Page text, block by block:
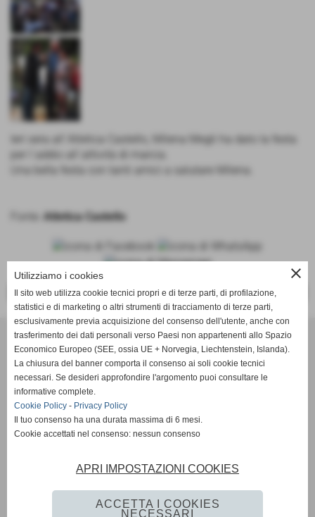
Ieri sera all´Atletica Castello, Milena Megli ha dato la festa
per l´addio all´attività di marcia.
Una bella festa con tanti amici a salutare Milena.
Atletica Castello
<<
ASD Atletica Castello
Via Reginaldo Giuliani, 518 - 50141 Firenze (FI)
P.IVA 01621990488
close
Utilizziamo i cookies
Il sito web utilizza cookie tecnici propri e di terze parti, di profilazione,
statistici e di marketing o altri strumenti di tracciamento di terze parti,
esclusivamente previa acquisizione del consenso dell'utente, anche con
trasferimento dei dati personali verso Paesi non appartenenti allo Spazio
Economico Europeo (SEE, ossia UE + Norvegia, Liechtenstein, Islanda).
La chiusura del banner comporta il consenso ai soli cookie tecnici
necessari. Se desideri approfondire l'argomento puoi consultare le
informative complete.
Cookie Policy - Privacy Policy
Il tuo consenso ha una durata massima di 6 mesi.
Cookie accettati nel consenso: nessun consenso
APRI IMPOSTAZIONI COOKIES
ACCETTA I COOKIES
NECESSARI